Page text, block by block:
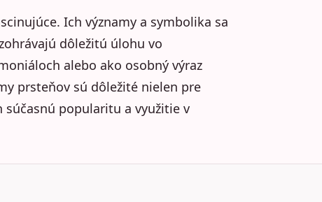
Ich významy a symbolika sa
dôležitú úlohu vo
alebo ako osobný výraz
prsteňov sú dôležité nielen pre
popularitu a využitie v